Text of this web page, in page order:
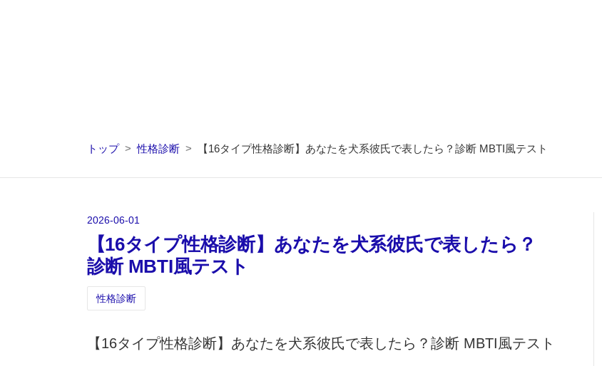
トップ > 性格診断 > 【16タイプ性格診断】あなたを犬系彼氏で表したら？診断 MBTI風テスト
2026-06-01
【16タイプ性格診断】あなたを犬系彼氏で表したら？
診断 MBTI風テスト
性格診断
【16タイプ性格診断】あなたを犬系彼氏で表したら？診断 MBTI風テスト